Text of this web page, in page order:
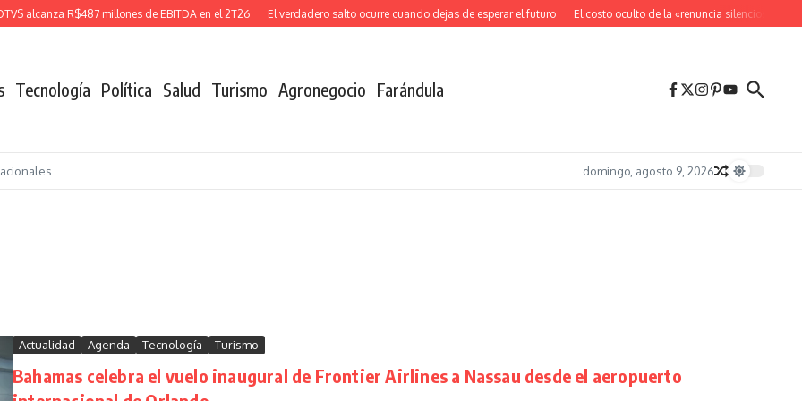
R$487 millones de EBITDA en el 2T26 El verdadero salto ocurre cuando dejas de esperar el futuro El costo oculto de la «renuncia silenciosa»
Tecnología Política Salud Turismo Agronegocio Farándula
domingo, agosto 9, 2026
Actualidad Agenda Tecnología Turismo
Bahamas celebra el vuelo inaugural de Frontier Airlines a Nassau desde el aeropuerto